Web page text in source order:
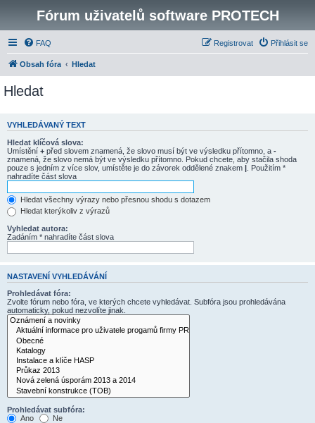
Fórum uživatelů software PROTECH
FAQ Přihlásit se
Registrovat
Obsah fóra Hledat
Hledat
VYHLEDÁVANÝ TEXT
Hledat klíčová slova:
Umístění + před slovem znamená, že slovo musí být ve výsledku přítomno, a -
znamená, že slovo nemá být ve výsledku přítomno. Pokud chcete, aby stačila shoda
pouze s jedním z více slov, umístěte je do závorek oddělené znakem | . Použitím *
nahradíte část slova
Hledat všechny výrazy nebo přesnou shodu s dotazem
Hledat kterýkoliv z výrazů
Vyhledat autora:
Zadáním * nahradíte část slova
NASTAVENÍ VYHLEDÁVÁNÍ
Prohledávat fóra:
Zvolte fórum nebo fóra, ve kterých chcete vyhledávat. Subfóra jsou prohledávána
automaticky, pokud nezvolíte jinak.
Prohledávat subfóra:
Ano
Ne